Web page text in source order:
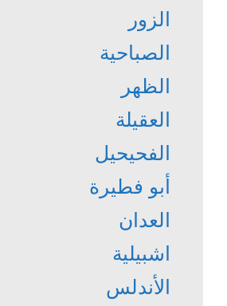
الزور
الصباحية
الظهر
العقيلة
الفحيحيل
أبو فطيرة
العدان
اشبيلية
الأندلس